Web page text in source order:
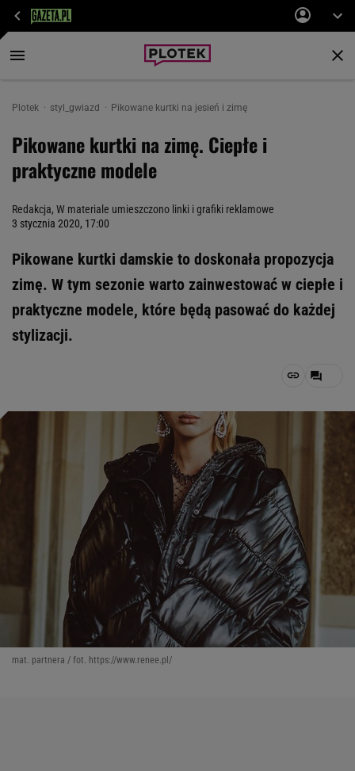
Plotek styl_gwiazd Pikowane kurtki na jesień i zimę
Pikowane kurtki na zimę. Ciepłe i
praktyczne modele
Redakcja, W materiale umieszczono linki i grafiki reklamowe
3 stycznia 2020, 17:00
Pikowane kurtki damskie to doskonała propozycja
zimę. W tym sezonie warto zainwestować w ciepłe i
praktyczne modele, które będą pasować do każdej
stylizacji.
mat. partnera / fot. https://www.renee.pl/